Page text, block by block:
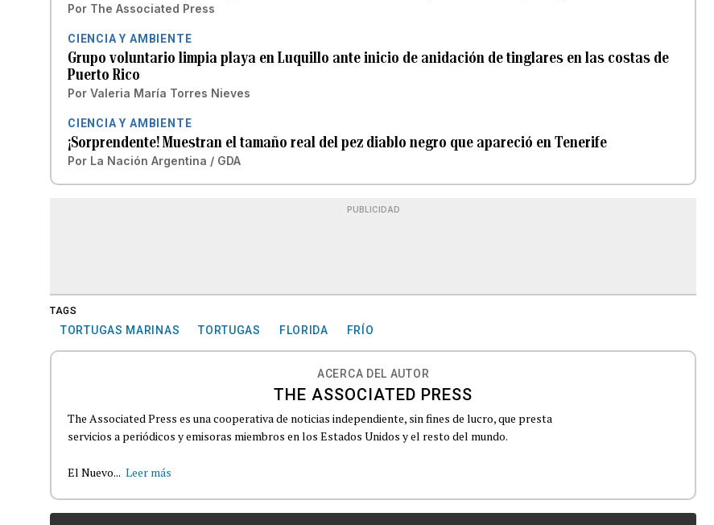
Por The Associated Press
CIENCIA Y AMBIENTE
Grupo voluntario limpia playa en Luquillo ante inicio de anidación de tinglares en las costas de
Puerto Rico
Por Valeria María Torres Nieves
CIENCIA Y AMBIENTE
¡Sorprendente! Muestran el tamaño real del pez diablo negro que apareció en Tenerife
Por La Nación Argentina / GDA
PUBLICIDAD
TAGS
TORTUGAS MARINAS TORTUGAS FLORIDA FRÍO
ACERCA DEL AUTOR
THE ASSOCIATED PRESS
The Associated Press es una cooperativa de noticias independiente, sin fines de lucro, que presta
servicios a periódicos y emisoras miembros en los Estados Unidos y el resto del mundo.
El Nuevo... Leer más